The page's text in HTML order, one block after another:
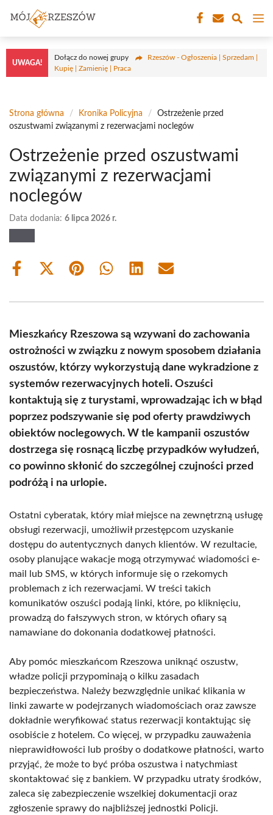
treści
UWAGA!
Dołącz do nowej grupy
Rzeszów - Ogłoszenia | Sprzedam |
Kupię | Zamienię | Praca
Strona główna / Kronika Policyjna /
Ostrzeżenie przed
oszustwami związanymi z rezerwacjami noclegów
Ostrzeżenie przed oszustwami
związanymi z rezerwacjami
noclegów
Data dodania: 6 lipca 2026 r.
Share
Share
(Twitter)
Share Share Share Share
Mieszkańcy Rzeszowa są wzywani do zachowania
ostrożności w związku z nowym sposobem działania
oszustów, którzy wykorzystują dane wykradzione z
systemów rezerwacyjnych hoteli. Oszuści
kontaktują się z turystami, wprowadzając ich w błąd
poprzez podszywanie się pod oferty prawdziwych
obiektów noclegowych. W tle kampanii oszustów
dostrzega się rosnącą liczbę przypadków wyłudzeń,
co powinno skłonić do szczególnej czujności przed
podróżą i na urlopie.
Ostatni cyberatak, który miał miejsce na zewnętrzną usługę
obsługi rezerwacji, umożliwił przestępcom uzyskanie
dostępu do autentycznych danych klientów. W rezultacie,
osoby planujące wakacje mogą otrzymywać wiadomości e-
mail lub SMS, w których informuje się o rzekomych
problemach z ich rezerwacjami. W treści takich
komunikatów oszuści podają linki, które, po kliknięciu,
prowadzą do fałszywych stron, w których ofiary są
namawiane do dokonania dodatkowej płatności.
Aby pomóc mieszkańcom Rzeszowa uniknąć oszustw,
władze policji przypominają o kilku zasadach
bezpieczeństwa. Należy bezwzględnie unikać klikania w
linki zawarte w podejrzanych wiadomościach oraz zawsze
dokładnie weryfikować status rezerwacji kontaktując się
osobiście z hotelem. Co więcej, w przypadku zauważenia
nieprawidłowości lub prośby o dodatkowe płatności, warto
przyjąć, że może to być próba oszustwa i natychmiast
skontaktować się z bankiem. W przypadku utraty środków,
zaleca się zabezpieczenie wszelkiej dokumentacji oraz
zgłoszenie sprawy do najbliższej jednostki Policji.